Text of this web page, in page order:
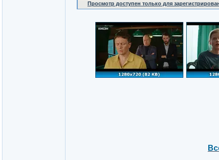
Просмотр доступен только для